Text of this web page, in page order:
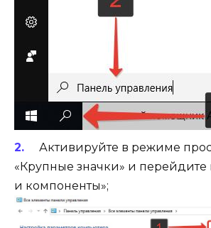
Активируйте в режиме
«Крупные значки» и
и компоненты»;